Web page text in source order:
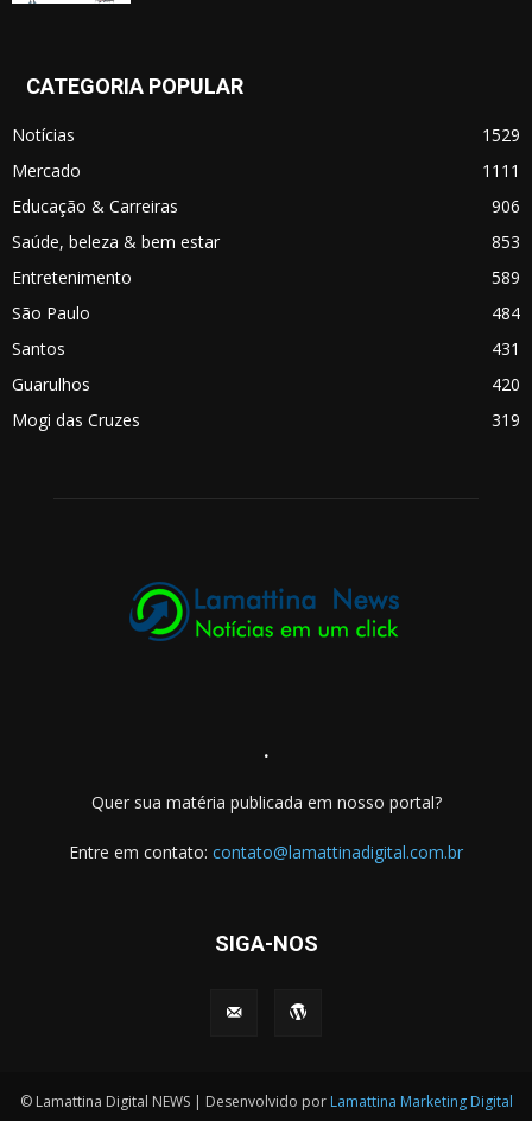
CATEGORIA POPULAR
Notícias
1529
Mercado
1111
Educação & Carreiras
906
Saúde, beleza & bem estar
853
Entretenimento
589
São Paulo
484
Santos
431
Guarulhos
420
Mogi das Cruzes
319
.
Quer sua matéria publicada em nosso portal?
Entre em contato: contato@lamattinadigital.com.br
SIGA-NOS
© Lamattina Digital NEWS | Desenvolvido por Lamattina Marketing Digital